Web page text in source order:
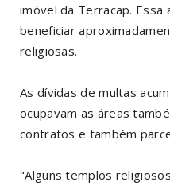
imóvel da Terracap. Essa
beneficiar
religiosas.
As dívidas de multas
ocupavam as áreas
contratos e também
"Alguns templos